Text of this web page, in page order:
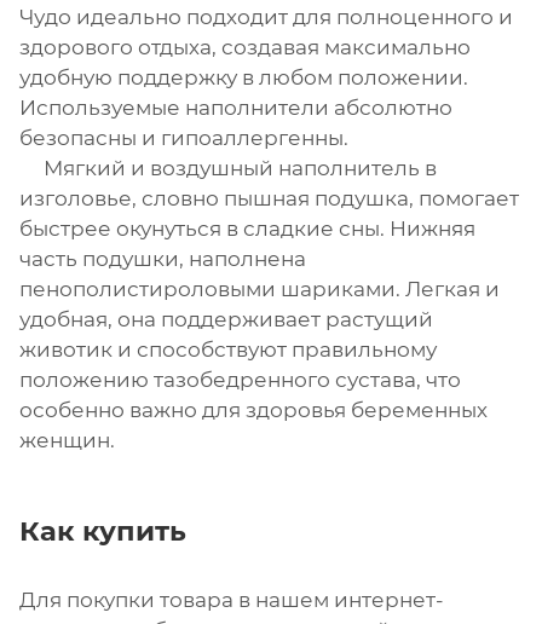
Чудо идеально подходит для полноценного и
здорового отдыха, создавая максимально
удобную поддержку в любом положении.
Используемые наполнители абсолютно
безопасны и гипоаллергенны.
Мягкий и воздушный наполнитель в
изголовье, словно пышная подушка, помогает
быстрее окунуться в сладкие сны. Нижняя
часть подушки, наполнена
пенополистироловыми шариками. Легкая и
удобная, она поддерживает растущий
животик и способствуют правильному
положению тазобедренного сустава, что
особенно важно для здоровья беременных
женщин.
Как купить
Для покупки товара в нашем интернет-